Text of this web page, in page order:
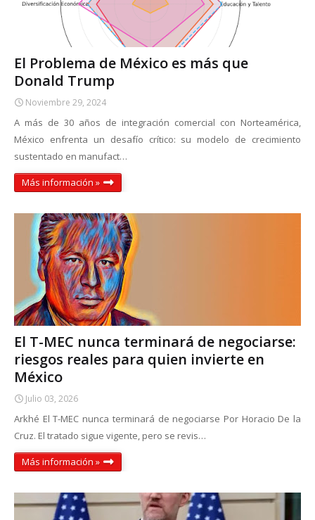
El Problema de México es más que
Donald Trump
Noviembre 29, 2024
A más de 30 años de integración comercial con Norteamérica,
México enfrenta un desafío crítico: su modelo de crecimiento
sustentado en manufact…
Más información »
El T-MEC nunca terminará de negociarse:
riesgos reales para quien invierte en
México
Julio 03, 2026
Arkhé El T-MEC nunca terminará de negociarse Por Horacio De la
Cruz. El tratado sigue vigente, pero se revis…
Más información »